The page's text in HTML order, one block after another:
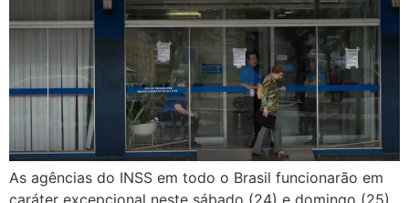
As agências do INSS em todo o Brasil funcionarão em
caráter excepcional neste sábado (24) e domingo (25).